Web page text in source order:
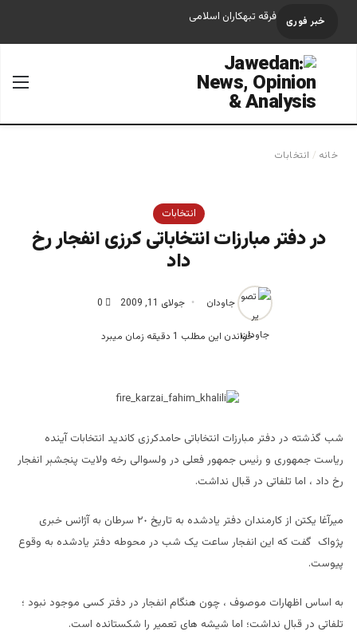
خبر فوری فرقه تبهکاران اسلامی
جستجو برای
خانه / انتخابات
انتخابات
در دفتر مبارزات انتخاباتى کرزى انفجار رخ
داد
جاودان جولای 11, 2009 0
خواندن این مطلب 1 دقیقه زمان میبرد
شب گذشته در دفتر مبارزات انتخاباتى حامدکرزى کانديد انتخابات آينده
رياست جمهورى و رئيس جمهور فعلى در ولسوالى رخه ولايت پنجشېر انفجار
رخ داد ، اما تلفاتى در قبال نداشت.
ميرآغا يکتن از کارمندان دفتر يادشده به تاريخ ٢٠ سرطان به آژانس خبرى
پژواک گفت که اين انفجار ساعت يک شب در محوطه دفتر يادشده به وقوع
پيوست.
به اساس اظهارات موصوف ، چون هنگام انفجار در دفتر کسى موجود نبود ؛
تلفاتى در قبال نداشت؛ اما شيشه هاى تعمير را شکستانده است.